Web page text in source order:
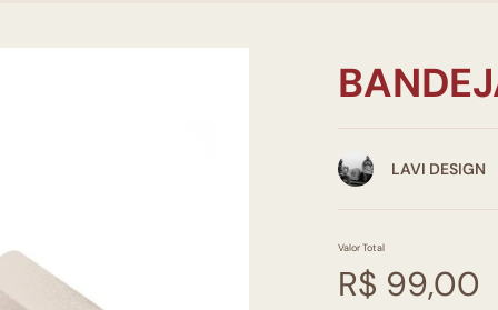
LAVI DESIGN
Valor Total
R$ 99,00